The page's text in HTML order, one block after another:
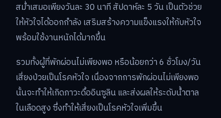
สม่ำเสมอเพียงวันละ 30 นาที สัปดาห์ละ 5 วัน เป็นตัวช่วย
ให้หัวใจได้ออกกำลัง เสริมสร้างความแข็งแรงให้กับหัวใจ
พร้อมใช้งานหนักได้มากขึ้น
รวมทั้งผู้ที่พักผ่อนไม่เพียงพอ หรือน้อยกว่า 6 ชั่วโมง/วัน
เสี่ยงป่วยเป็นโรคหัวใจ เนื่องจากการพักผ่อนไม่เพียงพอ
นั้นจะทำให้เกิดภาวะดื้ออินซูลิน และส่งผลให้ระดับน้ำตาล
ในเลือดสูง ซึ่งทำให้เสี่ยงเป็นโรคหัวใจเพิ่มขึ้น